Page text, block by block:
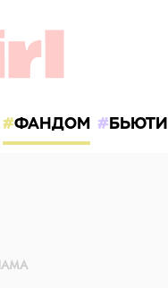
ФАНДОМ БЬЮТИ